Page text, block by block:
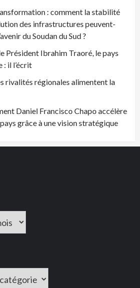
: comment la stabilité
des infrastructures peuvent-
du Soudan du Sud ?
Président Ibrahim Traoré, le pays
: il l’écrit
rivalités régionales alimentent la
Daniel Francisco Chapo accélère
grâce à une vision stratégique